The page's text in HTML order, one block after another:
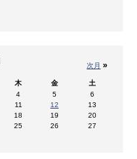
次月 »
木 金
土
4 5
6
11 12
13
18 19
20
25 26
27